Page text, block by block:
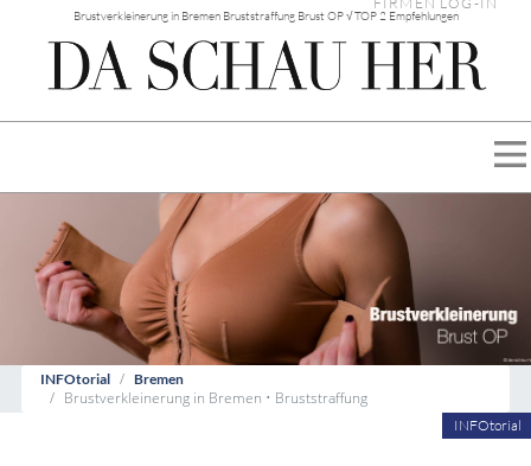
Brustverkleinerung in Bremen Bruststraffung Brust OP √ TOP 2 Empfehlungen
INFOtorial Bremen
Brustverkleinerung in Bremen • Bruststraffung
INFOtorial